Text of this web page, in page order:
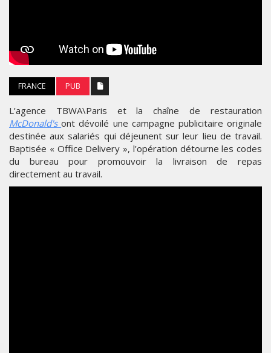
FRANCE PUB
L’agence TBWA\Paris et la chaîne de restauration
McDonald'sont dévoilé une campagne publicitaire originale
destinée aux salariés qui déjeunent sur leur lieu de travail.
Baptisée « Office Delivery », l’opération détourne les codes
du bureau pour promouvoir la livraison de repas
directement au travail.